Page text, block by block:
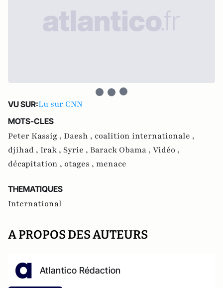
VU SUR:Lu sur CNN
MOTS-CLES
Peter Kassig , Daesh , coalition internationale ,
djihad , Irak , Syrie , Barack Obama , Vidéo ,
décapitation , otages , menace
THEMATIQUES
International
A PROPOS DES AUTEURS
Atlantico Rédaction